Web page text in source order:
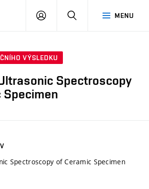
MENU
PŘIHLÁSIT
VÝSLEDKU
Spectroscopy
Specimen
Spectroscopy of Ceramic Specimen